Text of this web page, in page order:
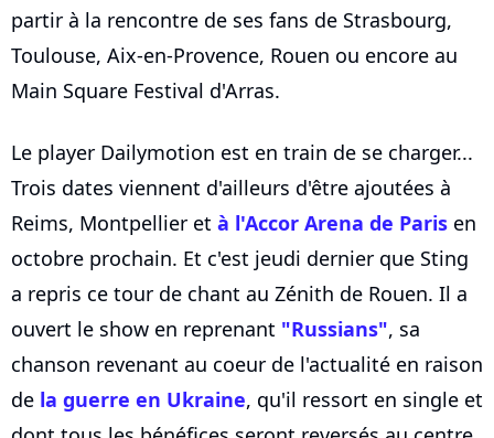
partir à la rencontre de ses fans de Strasbourg,
Toulouse, Aix-en-Provence, Rouen ou encore au
Main Square Festival d'Arras.
Le player Dailymotion est en train de se charger...
Trois dates viennent d'ailleurs d'être ajoutées à
Reims, Montpellier et à l'Accor Arena de Paris en
octobre prochain. Et c'est jeudi dernier que Sting
a repris ce tour de chant au Zénith de Rouen. Il a
ouvert le show en reprenant "Russians", sa
chanson revenant au coeur de l'actualité en raison
de la guerre en Ukraine, qu'il ressort en single et